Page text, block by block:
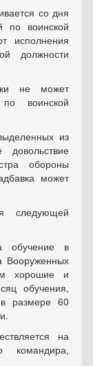
со дня
по воинской
исполнения
должности
не может
воинской
из
обороны
может
следующей
обучение в
Вооруженных
хорошие и
обучения,
в размере 60
на
командира,